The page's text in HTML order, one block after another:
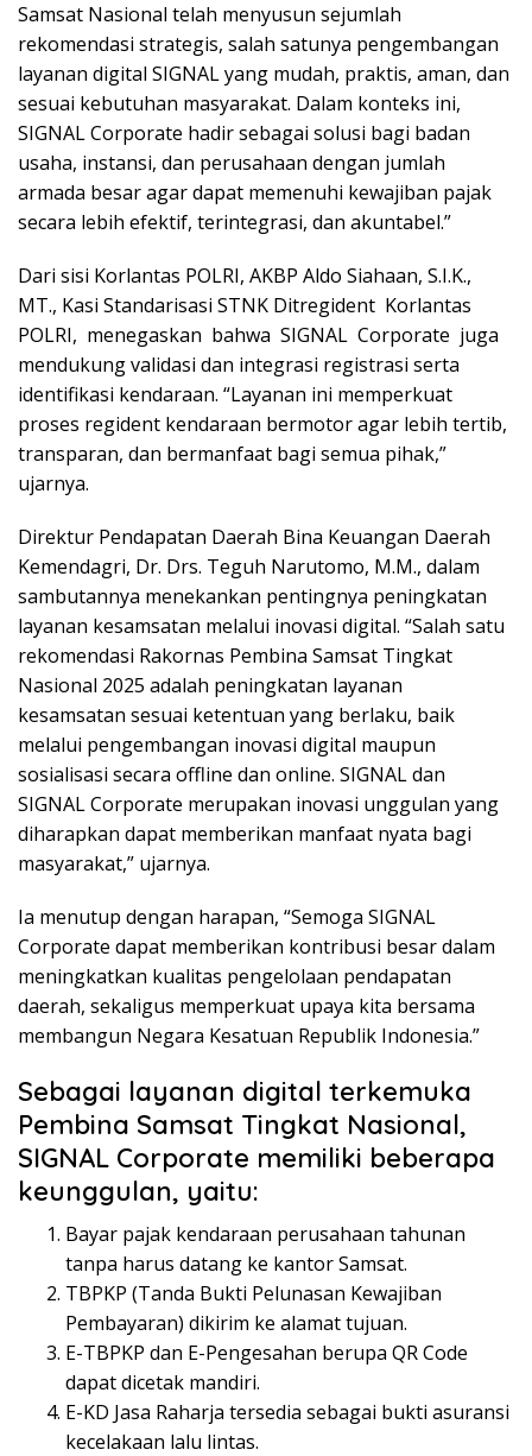
Samsat Nasional telah menyusun sejumlah
rekomendasi strategis, salah satunya pengembangan
layanan digital SIGNAL yang mudah, praktis, aman, dan
sesuai kebutuhan masyarakat. Dalam konteks ini,
SIGNAL Corporate hadir sebagai solusi bagi badan
usaha, instansi, dan perusahaan dengan jumlah
armada besar agar dapat memenuhi kewajiban pajak
secara lebih efektif, terintegrasi, dan akuntabel.”
Dari sisi Korlantas POLRI, AKBP Aldo Siahaan, S.I.K.,
MT., Kasi Standarisasi STNK Ditregident Korlantas
POLRI, menegaskan bahwa SIGNAL Corporate juga
mendukung validasi dan integrasi registrasi serta
identifikasi kendaraan. “Layanan ini memperkuat
proses regident kendaraan bermotor agar lebih tertib,
transparan, dan bermanfaat bagi semua pihak,”
ujarnya.
Direktur Pendapatan Daerah Bina Keuangan Daerah
Kemendagri, Dr. Drs. Teguh Narutomo, M.M., dalam
sambutannya menekankan pentingnya peningkatan
layanan kesamsatan melalui inovasi digital. “Salah satu
rekomendasi Rakornas Pembina Samsat Tingkat
Nasional 2025 adalah peningkatan layanan
kesamsatan sesuai ketentuan yang berlaku, baik
melalui pengembangan inovasi digital maupun
sosialisasi secara offline dan online. SIGNAL dan
SIGNAL Corporate merupakan inovasi unggulan yang
diharapkan dapat memberikan manfaat nyata bagi
masyarakat,” ujarnya.
Ia menutup dengan harapan, “Semoga SIGNAL
Corporate dapat memberikan kontribusi besar dalam
meningkatkan kualitas pengelolaan pendapatan
daerah, sekaligus memperkuat upaya kita bersama
membangun Negara Kesatuan Republik Indonesia.”
Sebagai layanan digital terkemuka
Pembina Samsat Tingkat Nasional,
SIGNAL Corporate memiliki beberapa
keunggulan, yaitu:
Bayar pajak kendaraan perusahaan tahunan
tanpa harus datang ke kantor Samsat.
TBPKP (Tanda Bukti Pelunasan Kewajiban
Pembayaran) dikirim ke alamat tujuan.
E-TBPKP dan E-Pengesahan berupa QR Code
dapat dicetak mandiri.
E-KD Jasa Raharja tersedia sebagai bukti asuransi
kecelakaan lalu lintas.